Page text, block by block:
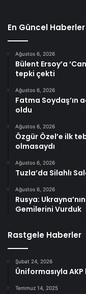
En Güncel Haberler
Ağustos 6, 2026
Bülent Ersoy’a
tepki çekti
Ağustos 6, 2026
Fatma Soydaş’ın
oldu
Ağustos 6, 2026
Özgür Özel’e ilk
olmasaydı
Ağustos 6, 2026
Tuzla’da Silahlı
Ağustos 6, 2026
Rusya:
Gemilerini Vurduk
Rastgele Haberler
Şubat 24, 2026
Üniformasıyla
Temmuz 14, 2025